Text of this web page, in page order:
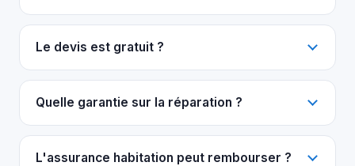
Le devis est gratuit ?
Quelle garantie sur la réparation ?
L'assurance habitation peut rembourser ?